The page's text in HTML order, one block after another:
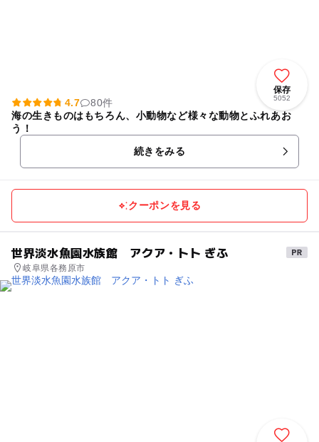
保存
5052
4.7
80件
海の生きものはもちろん、小動物など様々な動物とふれあお
う！
続きをみる
クーポンを見る
世界淡水魚園水族館 アクア・トト ぎふ
岐阜県各務原市